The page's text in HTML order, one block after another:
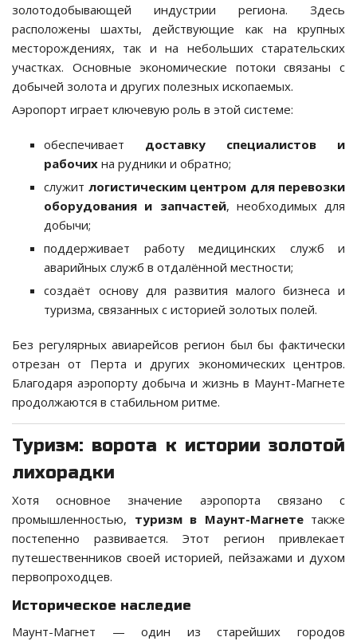
золотодобывающей индустрии региона. Здесь
расположены шахты, действующие как на крупных
месторождениях, так и на небольших старательских
участках. Основные экономические потоки связаны с
добычей золота и других полезных ископаемых.
Аэропорт играет ключевую роль в этой системе:
обеспечивает доставку специалистов и
рабочих на рудники и обратно;
служит логистическим центром для перевозки
оборудования и запчастей, необходимых для
добычи;
поддерживает работу медицинских служб и
аварийных служб в отдалённой местности;
создаёт основу для развития малого бизнеса и
туризма, связанных с историей золотых полей.
Без регулярных авиарейсов регион был бы фактически
отрезан от Перта и других экономических центров.
Благодаря аэропорту добыча и жизнь в Маунт-Магнете
продолжаются в стабильном ритме.
Туризм: ворота к истории золотой
лихорадки
Хотя основное значение аэропорта связано с
промышленностью, туризм в Маунт-Магнететакже
постепенно развивается. Этот регион привлекает
путешественников своей историей, пейзажами и духом
первопроходцев.
Историческое наследие
Маунт-Магнет — один из старейших городов